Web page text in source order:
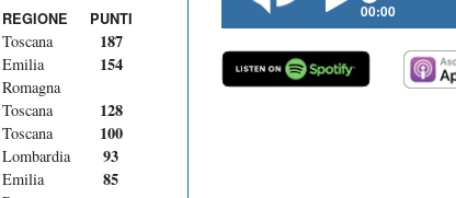
REGIONE PUNTI
Toscana 187
Emilia
Romagna
154
Toscana 128
Toscana 100
Lombardia 93
Emilia
85
00:00